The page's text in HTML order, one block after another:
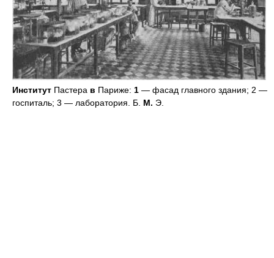
Институт Пастера в Париже: 1 — фасад главного здания; 2 —
госпиталь; 3 — лаборатория. Б. М. Э.